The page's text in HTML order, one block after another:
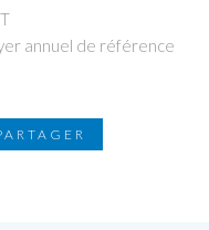
annuel de référence